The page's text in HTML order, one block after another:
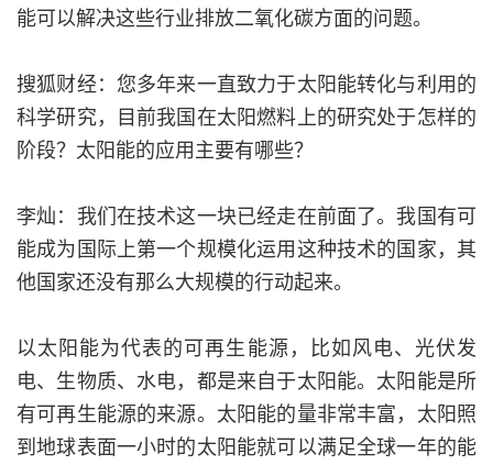
能可以解决这些行业排放二氧化碳方面的问题。
搜狐财经：您多年来一直致力于太阳能转化与利用的
科学研究，目前我国在太阳燃料上的研究处于怎样的
阶段？太阳能的应用主要有哪些？
李灿：我们在技术这一块已经走在前面了。我国有可
能成为国际上第一个规模化运用这种技术的国家，其
他国家还没有那么大规模的行动起来。
以太阳能为代表的可再生能源，比如风电、光伏发
电、生物质、水电，都是来自于太阳能。太阳能是所
有可再生能源的来源。太阳能的量非常丰富，太阳照
到地球表面一小时的太阳能就可以满足全球一年的能